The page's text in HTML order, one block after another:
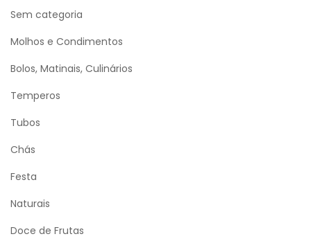
Sem categoria
Molhos e Condimentos
Bolos, Matinais, Culinários
Temperos
Tubos
Chás
Festa
Naturais
Doce de Frutas